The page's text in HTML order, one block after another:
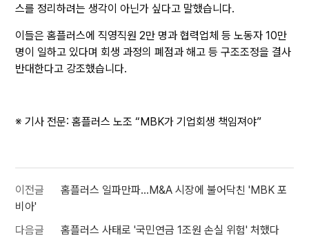
스를 정리하려는 생각이 아닌가 싶다고 말했습니다.
이들은 홈플러스에 직영직원 2만 명과 협력업체 등 노동자 10만
명이 일하고 있다며 회생 과정의 폐점과 해고 등 구조조정을 결사
반대한다고 강조했습니다.
※ 기사 전문:홈플러스 노조 “MBK가 기업회생 책임져야”
이전글
홈플러스 일파만파...M&A 시장에 불어닥친 'MBK 포
비아'
다음글
홈플러스 사태로 '국민연금 1조원 손실 위험' 처했다